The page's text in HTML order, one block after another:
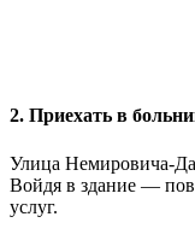
2. Приехать в
Улица Немировича-
Войдя в здание —
услуг.